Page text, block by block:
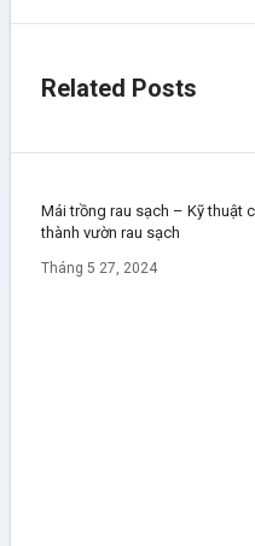
Related Posts
Mái trồng rau sạch – Kỹ thuật
thành vườn rau sạch
Tháng 5 27, 2024